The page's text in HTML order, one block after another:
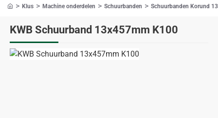
KWB Schuurband 13x457mm K100
Klus Machine onderdelen Schuurbanden Schuurbanden Korund